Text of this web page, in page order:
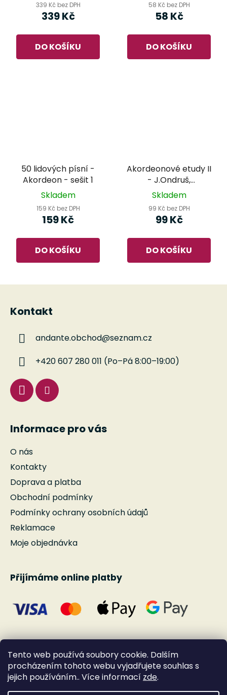
Tento web používá soubory cookie. Dalším
procházením tohoto webu vyjadřujete souhlas s
jejich používáním.. Více informací zde.
339 Kč bez DPH
339 Kč
DO KOŠÍKU
58 Kč bez DPH
58 Kč
DO KOŠÍKU
50 lidových písní -
Akordeon - sešit 1
Skladem
159 Kč bez DPH
159 Kč
DO KOŠÍKU
Akordeonové etudy II
- J.Ondruš,
M.Dikánová
Skladem
99 Kč bez DPH
99 Kč
DO KOŠÍKU
Z
Kontakt
andante.obchod@seznam.cz
+420 607 280 011 (Po–Pá 8:00–19:00)
Informace pro vás
O nás
Kontakty
Doprava a platba
Obchodní podmínky
Podmínky ochrany osobních údajů
Reklamace
Moje objednávka
Přijímáme online platby